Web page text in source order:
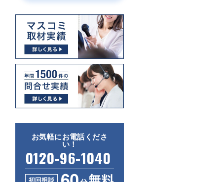
お気軽にお電話くださ
い！
0120-96-1040